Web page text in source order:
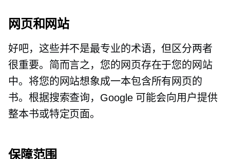
网页和网站
好吧，这些并不是最专业的术语，但区分两者
很重要。简而言之，您的网页存在于您的网站
中。将您的网站想象成一本包含所有网页的
书。根据搜索查询，Google 可能会向用户提供
整本书或特定页面。
保障范围